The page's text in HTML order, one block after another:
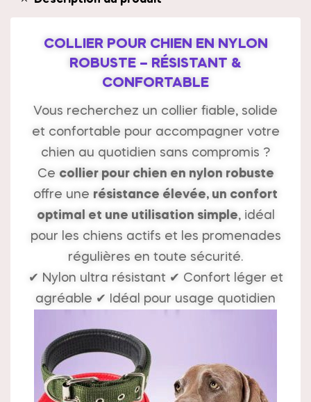
COLLIER POUR CHIEN EN NYLON
ROBUSTE – RÉSISTANT &
CONFORTABLE
Vous recherchez un collier fiable, solide
et confortable pour accompagner votre
chien au quotidien sans compromis ?
Ce collier pour chien en nylon robuste
offre une résistance élevée, un confort
optimal et une utilisation simple, idéal
pour les chiens actifs et les promenades
régulières en toute sécurité.
✔ Nylon ultra résistant ✔ Confort léger et
agréable ✔ Idéal pour usage quotidien